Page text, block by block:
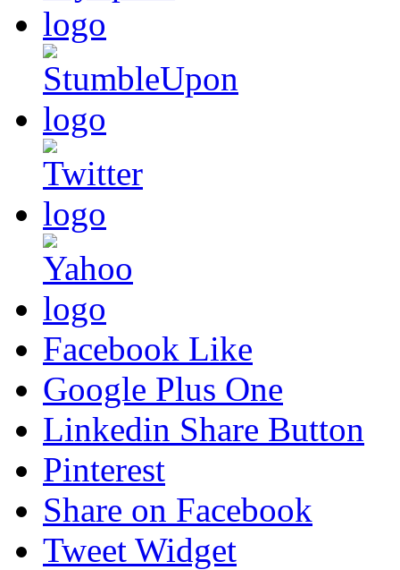
Facebook Like
Google Plus One
Linkedin Share Button
Pinterest
Share on Facebook
Tweet Widget